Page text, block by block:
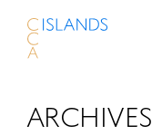
ABOUT
ARCHIVES